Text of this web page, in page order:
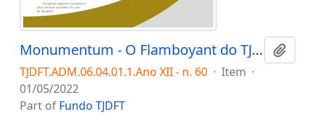
Monumentum - O Flamboyant do TJDFT: a história da árvore símbolo do Tribunal
TJDFT.ADM.06.04.01.1.Ano XII - n. 60 · Item ·
01/05/2022
Part of Fundo TJDFT